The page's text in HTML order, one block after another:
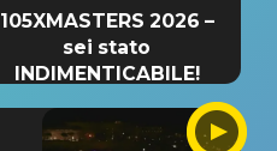
105XMASTERS 2026 –
sei stato
INDIMENTICABILE!